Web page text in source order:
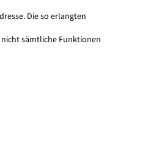
Die so erlangten
sämtliche Funktionen